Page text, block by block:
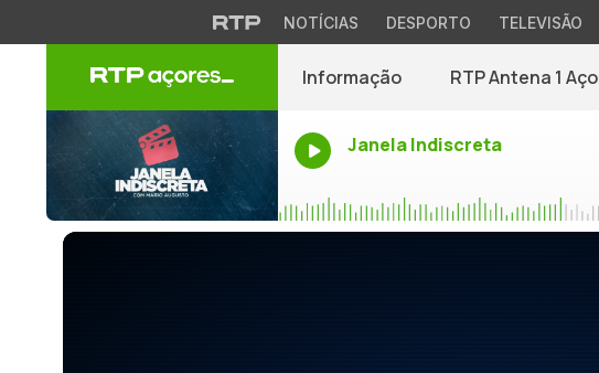
NOTÍCIAS DESPORTO TELEVISÃO
Informação RTP Antena 1
Janela Indiscreta